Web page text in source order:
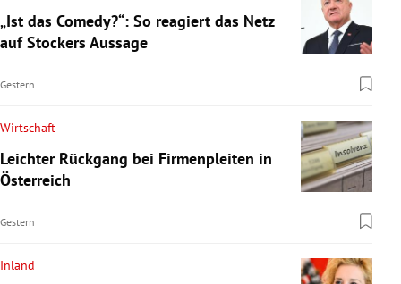
„Ist das Comedy?“: So reagiert das Netz
auf Stockers Aussage
Gestern
Wirtschaft
Leichter Rückgang bei Firmenpleiten in
Österreich
Gestern
Inland